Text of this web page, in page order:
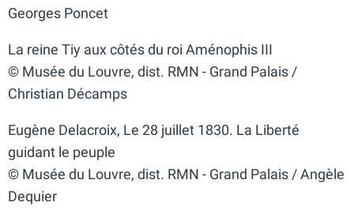
Georges Poncet
La reine Tiy aux côtés du roi Aménophis III
© Musée du Louvre, dist. RMN - Grand Palais /
Christian Décamps
Eugène Delacroix, Le 28 juillet 1830. La Liberté
guidant le peuple
© Musée du Louvre, dist. RMN - Grand Palais / Angèle
Dequier